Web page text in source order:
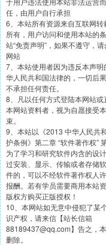
任，由用户自行承担
6、本站所有资源来自互联网
所有，用户访问和使用本站的
站“免责声明”，如果不遵守，
网站
7、本站使用者因为违反本声
华人民共和国法律的，一切后
不承担任何责任。
8、凡以任何方式登陆本网站
本网站资料者，视为自愿接受
束。
9、本站以《2013 中华人民共
护条例》第二章 “软件著作权”
为了学习和研究软件内含的设
过安装、显示、传输或者存储
件的，可以不经软件著作权人
报酬。若有学员需要商用本站
版权方购买正版授权！
10、本网站如无意中侵犯了某
识产权，请来信【站长信箱
88189437@qq.com】告之，
删除。